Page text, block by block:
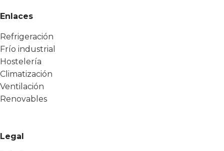
Enlaces
Refrigeración
Frío industrial
Hostelería
Climatización
Ventilación
Renovables
Legal